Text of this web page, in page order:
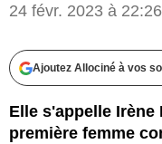
24 févr. 2023 à 22:26
Ajoutez Allociné à vos
Elle s'appelle Irène
première femme